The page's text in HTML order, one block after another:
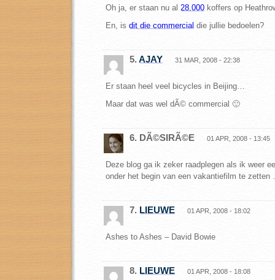
Oh ja, er staan nu al 28.000 koffers op
En, is dit die commercial die jullie bedoelen?
5.AJAY 31 MAR, 2008 - 22:38
Er staan heel veel bicycles in Beijing…
Maar dat was wel dÃ© commercial 🙂
6. DÃ©SIRÃ©E 01 APR, 2008 - 13:45
Deze blog ga ik zeker raadplegen als ik weer
onder het begin van een vakantiefilm te
7. LIEUWE 01 APR, 2008 - 18:02
Ashes to Ashes – David Bowie
8. LIEUWE 01 APR, 2008 - 18:08